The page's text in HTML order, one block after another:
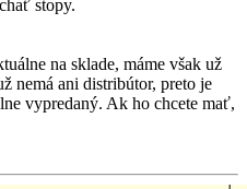
stopy.
na sklade, máme však už
nemá ani distribútor, preto je
vypredaný. Ak ho chcete mať,